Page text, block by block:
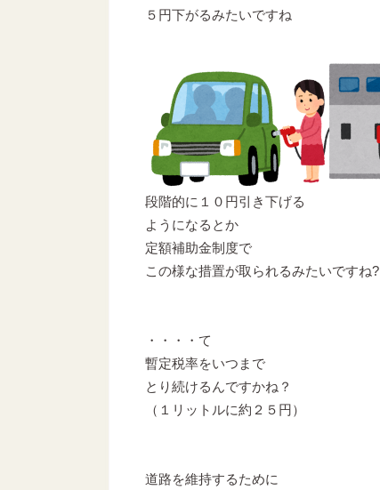
５円下がるみたいですね
段階的に１０円引き下げる
ようになるとか
定額補助金制度で
この様な措置が取られるみたいですね?
・・・・て
暫定税率をいつまで
とり続けるんですかね？
（１リットルに約２５円）
道路を維持するために